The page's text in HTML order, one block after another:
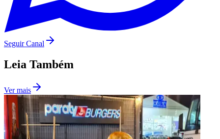
São Paulo
Seguir Canal
Leia Também
Ver mais